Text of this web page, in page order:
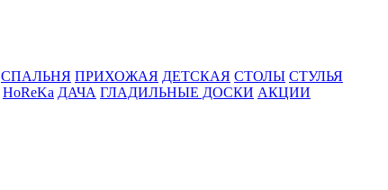
СПАЛЬНЯ ПРИХОЖАЯ ДЕТСКАЯ СТОЛЫ СТУЛЬЯ
HoReKa ДАЧА ГЛАДИЛЬНЫЕ ДОСКИ АКЦИИ